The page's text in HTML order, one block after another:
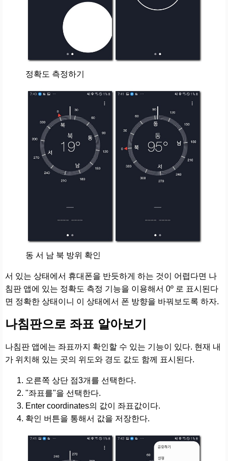
정확도 측정하기
동 서 남 북 방위 확인
서 있는 상태에서 휴대폰을 반듯하게 하는 것이 어렵다면 나
침판 앱에 있는 정확도 측정 기능을 이용해서 0º 로 표시된다
면 정확한 상태이니 이 상태에서 폰 방향을 바꿔보도록 하자.
나침판으로 좌표 알아보기
나침판 앱에는 좌표까지 확인할 수 있는 기능이 있다. 현재 내
가 위치해 있는 곳의 위도와 경도 값도 함께 표시된다.
오른쪽 상단 점3개를 선택한다.
"좌표를"을 선택한다.
Enter coordinates의 값이 좌표값이다.
확인 버튼을 통해서 값을 저장한다.